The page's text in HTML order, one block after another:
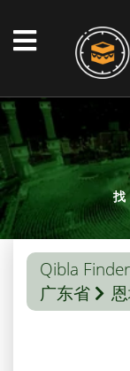
Qibla Finder
广东省